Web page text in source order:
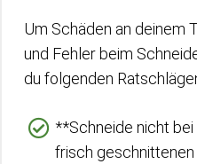
Um Schäden an deinem
und Fehler beim
du folgenden
**Schneide nicht
frisch